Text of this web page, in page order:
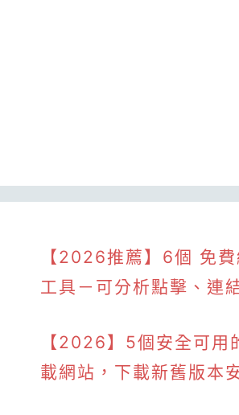
【2026推薦】6個 免
工具－可分析點擊、連
【2026】5個安全可用
載網站，下載新舊版本